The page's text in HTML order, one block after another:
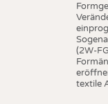
(2W-
textile